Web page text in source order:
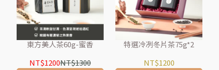
東方美人茶60g-蜜香
NT$1200NT$1300
特選冷冽冬片茶75g*2
NT$1200